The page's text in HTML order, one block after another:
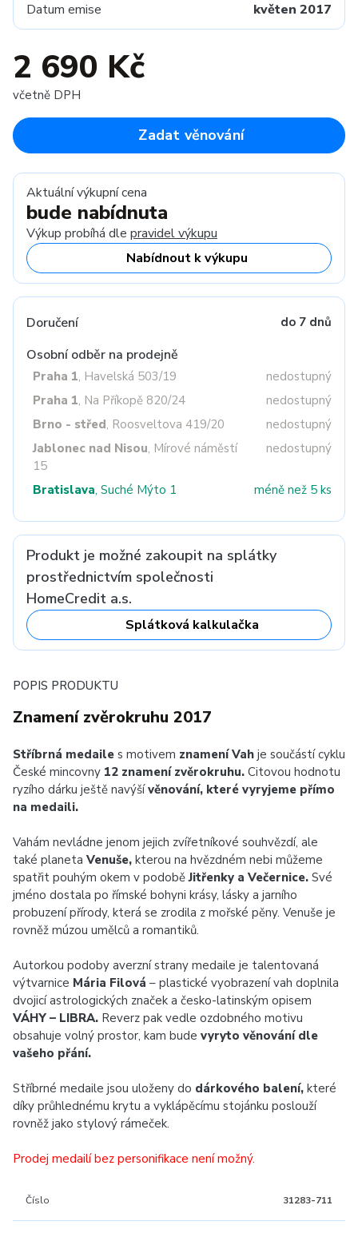
Datum emise květen 2017
2 690 Kč
včetně DPH
Zadat věnování
Aktuální výkupní cena
bude nabídnuta
Výkup probíhá dle pravidel výkupu
Nabídnout k výkupu
Doručení do 7 dnů
Osobní odběr na prodejně
Praha 1, Havelská 503/19
nedostupný
Praha 1, Na Příkopě 820/24
nedostupný
Brno - střed, Roosveltova 419/20
nedostupný
Jablonec nad Nisou, Mírové náměstí
15
nedostupný
Bratislava, Suché Mýto 1 méně než 5 ks
Produkt je možné zakoupit na splátky
prostřednictvím společnosti
HomeCredit a.s.
Splátková kalkulačka
POPIS PRODUKTU
Znamení zvěrokruhu 2017
Stříbrná medaile s motivem znamení Vah je součástí cyklu
České mincovny 12 znamení zvěrokruhu. Citovou hodnotu
ryzího dárku ještě navýšívěnování, které vyryjeme přímo
na medaili.
Vahám nevládne jenom jejich zvířetníkové souhvězdí, ale
také planeta Venuše, kterou na hvězdném nebi můžeme
spatřit pouhým okem v podoběJitřenky a Večernice. Své
jméno dostala po římské bohyni krásy, lásky a jarního
probuzení přírody, která se zrodila z mořské pěny. Venuše je
rovněž múzou umělců a romantiků.
Autorkou podoby averzní strany medaile je talentovaná
výtvarnice Mária Filová – plastické vyobrazení vah doplnila
dvojicí astrologických značek a česko-latinským opisem
VÁHY – LIBRA. Reverz pak vedle ozdobného motivu
obsahuje volný prostor, kam bude vyryto věnování dle
vašeho přání.
Stříbrné medaile jsou uloženy do dárkového balení, které
díky průhlednému krytu a vyklápěcímu stojánku poslouží
rovněž jako stylový rámeček.
Prodej medailí bez personifikace není možný.
Číslo 31283-711